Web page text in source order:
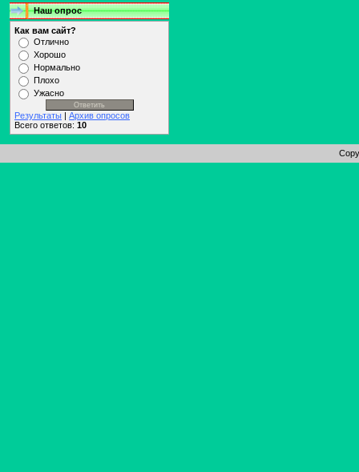
Наш опрос
Как вам сайт?
Отлично
Хорошо
Нормально
Плохо
Ужасно
Результаты | Архив опросов
Всего ответов: 10